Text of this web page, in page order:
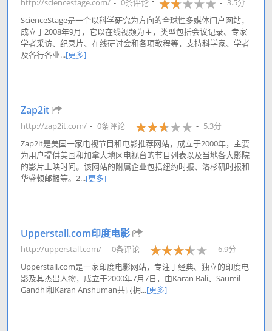
http://sciencestage.com/ 0条评论
3.5分
ScienceStage是一个以科学研究为方向的全球性多媒体门户网站，
成立于2008年9月，它以在线视频为主，类型包括会议记录、专家
学者采访、纪录片、在线研讨会和各项教程等，支持科学家、学者
及各行各业...[更多]
Zap2it
http://zap2it.com/ 0条评论
5.3分
Zap2it是美国一家电视节目和电影推荐网站，成立于2000年，主要
为用户提供美国和加拿大地区电视台的节目列表以及当地各大影院
的影片上映时间。该网站的附属企业包括纽约时报、洛杉矶时报和
华盛顿邮报等。2...[更多]
Upperstall.com印度电影
http://upperstall.com/ 0条评论
6.9分
Upperstall.com是一家印度电影网站，专注于经典、独立的印度电
影及其杰出人物，成立于2000年7月7日，由Karan Bali、Saumil
Gandhi和Karan Anshuman共同拥...[更多]